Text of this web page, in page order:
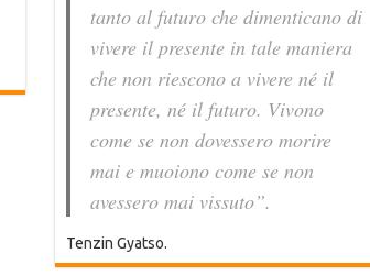
tanto al futuro che dimenticano di
vivere il presente in tale maniera
che non riescono a vivere né il
presente, né il futuro. Vivono
come se non dovessero morire
mai e muoiono come se non
avessero mai vissuto”.
Tenzin Gyatso.